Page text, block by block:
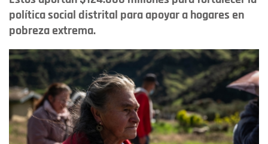
política social distrital para apoyar a hogares en
pobreza extrema.